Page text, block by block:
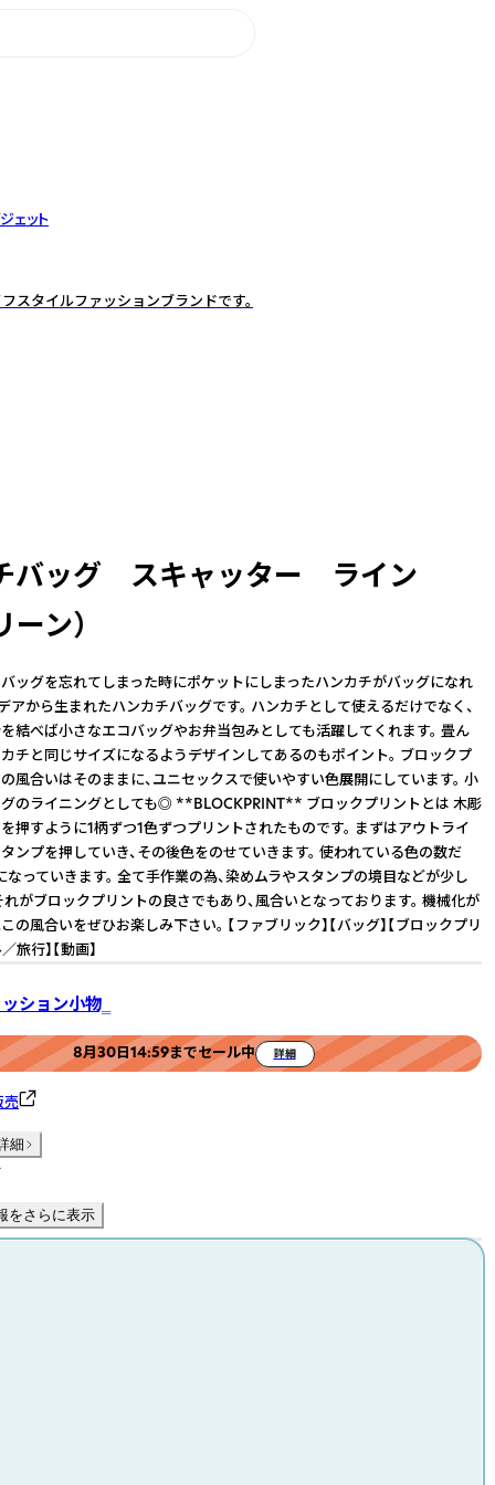
ェット
スタイルファッションブランドです。
バッグ スキャッター ライン
ーン）
ッグを忘れてしまった時にポケットにしまったハンカチがバッグになれ
アから生まれたハンカチバッグです。 ハンカチとして使えるだけでなく、
結べば小さなエコバッグやお弁当包みとしても活躍してくれます。 畳ん
チと同じサイズになるようデザインしてあるのもポイント。 ブロックプ
風合いはそのままに、ユニセックスで使いやすい色展開にしています。 小
のライニングとしても◎ **BLOCKPRINT** ブロックプリントとは 木彫
押すように1柄ずつ1色ずつプリントされたものです。 まずはアウトライ
ンプを押していき、その後色をのせていきます。 使われている色の数だ
なっていきます。 全て手作業の為、染めムラやスタンプの境目などが少し
がブロックプリントの良さでもあり、風合いとなっております。 機械化が
の風合いをぜひお楽しみ下さい。 【ファブリック】【バッグ】【ブロックプリ
旅行】【動画】
ション小物‗
8月30日14:59までセール中 詳細
売
細
をさらに表示